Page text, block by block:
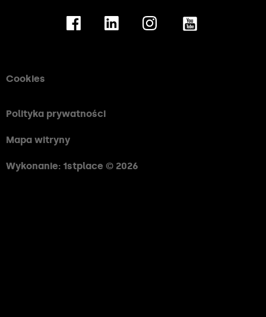
Cookies
Polityka prywatności
Mapa witryny
Wykonanie: 1stplace © 2026